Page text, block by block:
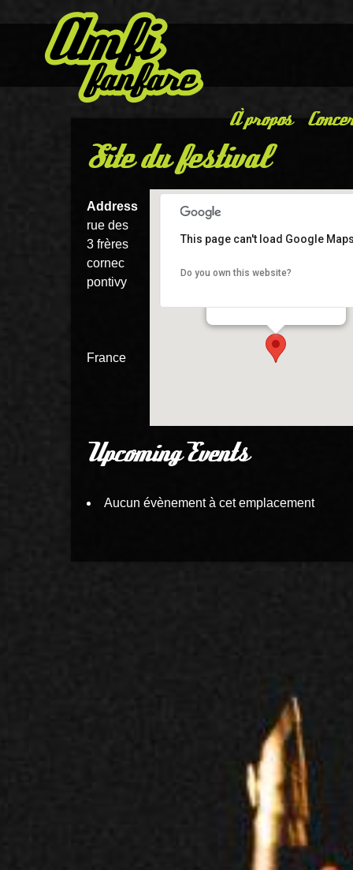
À propos
Site du festival
This page can't load Google
Do you own this website?
Address
rue des
3 frères
cornec
pontivy
France
Upcoming Events
Aucun évènement à cet emplacement